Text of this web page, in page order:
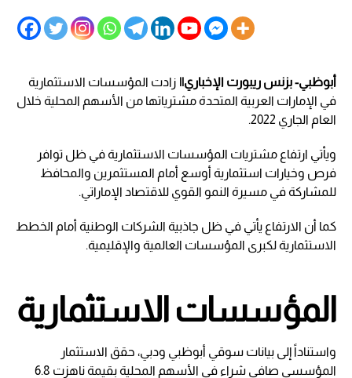
أبوظبي- بزنس ريبورت الإخباري|| زادت المؤسسات الاستثمارية
في الإمارات العربية المتحدة مشترياتها من الأسهم المحلية خلال
العام الجاري 2022.
ويأتي ارتفاع مشتريات المؤسسات الاستثمارية في ظل توافر
فرص وخيارات استثمارية أوسع أمام المستثمرين والمحافظ
للمشاركة في مسيرة النمو القوي للاقتصاد الإماراتي.
كما أن الارتفاع يأتي في ظل جاذبية الشركات الوطنية أمام الخطط
الاستثمارية لكبرى المؤسسات العالمية والإقليمية.
المؤسسات الاستثمارية
واستناداً إلى بيانات سوقي أبوظبي ودبي، حقق الاستثمار
المؤسسي صافي شراء في الأسهم المحلية بقيمة ناهزت 6.8